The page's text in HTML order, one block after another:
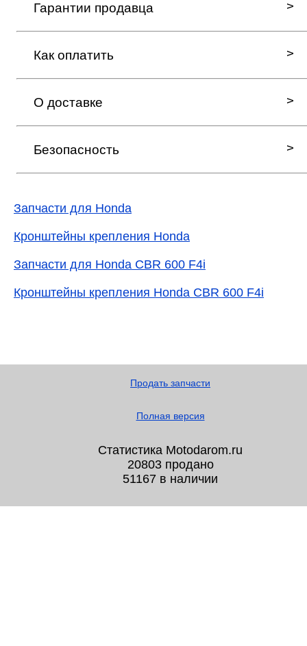
Гарантии продавца
Как оплатить
О доставке
Безопасность
Запчасти для Honda
Кронштейны крепления Honda
Запчасти для Honda CBR 600 F4i
Кронштейны крепления Honda CBR 600 F4i
Продать запчасти
Полная версия
Статистика Motodarom.ru
20803 продано
51167 в наличии